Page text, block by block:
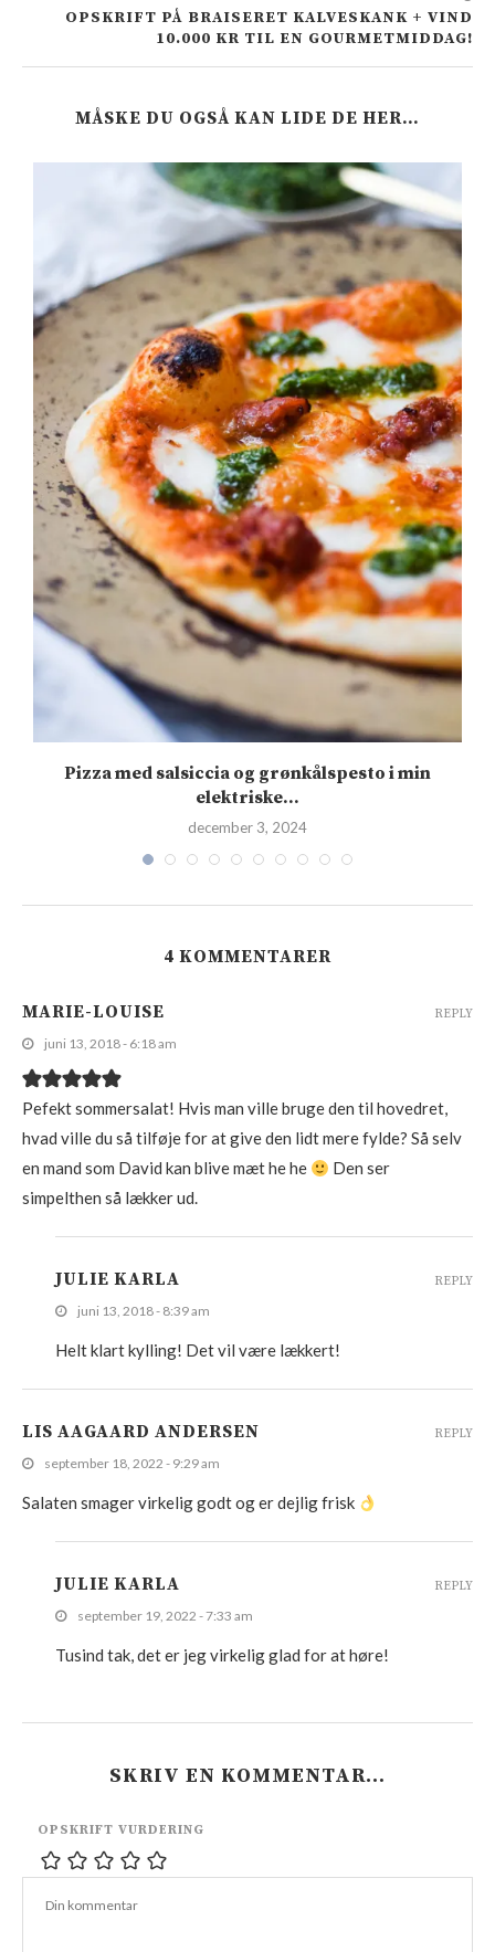
OPSKRIFT PÅ BRAISERET KALVESKANK + VIND
10.000 KR TIL EN GOURMETMIDDAG!
MÅSKE DU OGSÅ KAN LIDE DE HER…
Pizza med salsiccia og grønkålspesto i min
elektriske...
december 3, 2024
4 KOMMENTARER
MARIE-LOUISE
juni 13, 2018 - 6:18 am
Pefekt sommersalat! Hvis man ville bruge den til hovedret,
hvad ville du så tilføje for at give den lidt mere fylde? Så selv
en mand som David kan blive mæt he he
Den ser
simpelthen så lækker ud.
REPLY
JULIE KARLA
juni 13, 2018 - 8:39 am
Helt klart kylling! Det vil være lækkert!
REPLY
LIS AAGAARD ANDERSEN
september 18, 2022 - 9:29 am
Salaten smager virkelig godt og er dejlig frisk
REPLY
JULIE KARLA
september 19, 2022 - 7:33 am
Tusind tak, det er jeg virkelig glad for at høre!
REPLY
SKRIV EN KOMMENTAR…
OPSKRIFT VURDERING